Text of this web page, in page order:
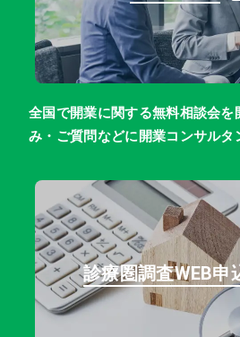
全国で開業に関する無料相談会
み・ご質問などに開業コンサルタ
診療圏調査WEB申